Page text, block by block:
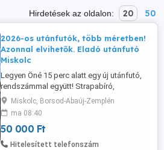
Hirdetések az oldalon: 20 50
2026-os utánfutók, több méretben!
Azonnal elvihetők. Eladó utánfutó
Miskolc
Legyen Öné 15 perc alatt egy új utánfutó,
rendszámmal együtt! Strapabíró,
hegesztett, laprugós, magyar gyártmány
az erő és tartósság garanciájával! Ne
elégedjen meg a vékony, horganyzott
lemezből előre gyártott utánfutókkal,
válasszon minőséget és
Miskolc, Borsod-Abaúj-Zemplén
ma 08:40
50 000 Ft
Hitelesített telefonszám